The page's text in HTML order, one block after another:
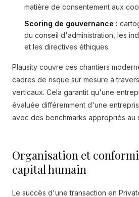
matière de consentement aux
Scoring de gouvernance :
du conseil d'administration, les
et les directives éthiques.
Plausity couvre ces chantiers
cadres de risque sur mesure à
verticaux. Cela garantit qu'une
évaluée différemment d'une
avec des benchmarks appropriés au
Organisation et
capital humain
Le succès d'une transaction en